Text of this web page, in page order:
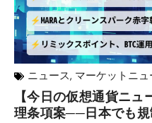
ニュース, マーケットニュ
【今日の仮想通貨ニ
理条項案──日本でも